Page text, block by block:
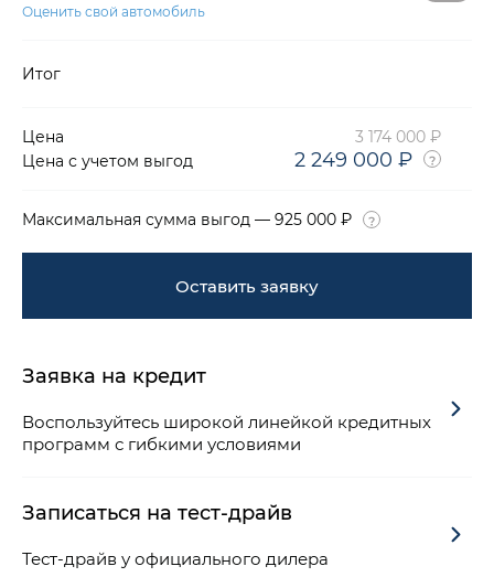
Оценить свой автомобиль
Итог
Цена
3 174 000 ₽
Цена с учетом выгод
2 249 000 ₽
Максимальная сумма выгод — 925 000 ₽
Оставить заявку
Заявка на кредит
Воспользуйтесь широкой линейкой кредитных
программ с гибкими условиями
Записаться на тест-драйв
Тест-драйв у официального дилера